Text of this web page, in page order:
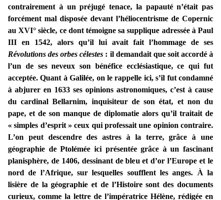
contrairement à un préjugé tenace, la papauté n’était pas
forcément mal disposée devant l’héliocentrisme de Copernic
au XVI° siècle, ce dont témoigne sa supplique adressée à Paul
III en 1542, alors qu’il lui avait fait l’hommage de ses
Révolutions des orbes célestes : il demandait que soit accordé à
l’un de ses neveux son bénéfice ecclésiastique, ce qui fut
acceptée. Quant à Galilée, on le rappelle ici, s’il fut condamné
à abjurer en 1633 ses opinions astronomiques, c’est à cause
du cardinal Bellarnim, inquisiteur de son état, et non du
pape, et de son manque de diplomatie alors qu’il traitait de
« simples d’esprit » ceux qui professait une opinion contraire.
L’on peut descendre des astres à la terre, grâce à une
géographie de Ptolémée ici présentée grâce à un fascinant
planisphère, de 1406, dessinant de bleu et d’or l’Europe et le
nord de l’Afrique, sur lesquelles soufflent les anges. À la
lisière de la géographie et de l’Histoire sont des documents
curieux, comme la lettre de l’impératrice Hélène, rédigée en